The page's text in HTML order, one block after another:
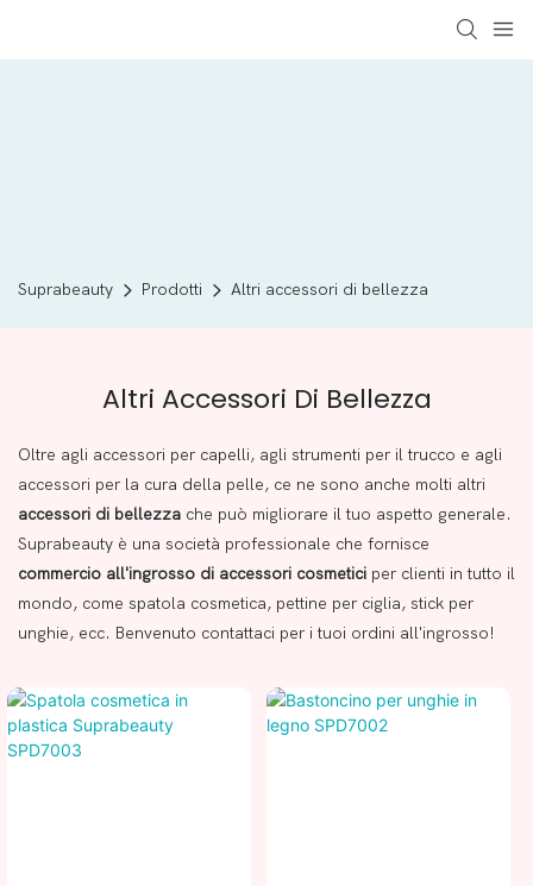
Suprabeauty Prodotti Altri accessori di bellezza
Altri Accessori Di Bellezza
Oltre agli accessori per capelli, agli strumenti per il trucco e agli
accessori per la cura della pelle, ce ne sono anche molti altri
accessori di bellezza che può migliorare il tuo aspetto generale.
Suprabeauty è una società professionale che fornisce
commercio all'ingrosso di accessori cosmetici per clienti in tutto il
mondo, come spatola cosmetica, pettine per ciglia, stick per
unghie, ecc. Benvenuto contattaci per i tuoi ordini all'ingrosso!